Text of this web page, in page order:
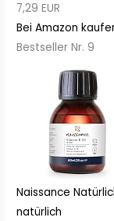
7,29 EUR
Bei Amazon
Bestseller Nr. 9
Naissance
natürlich